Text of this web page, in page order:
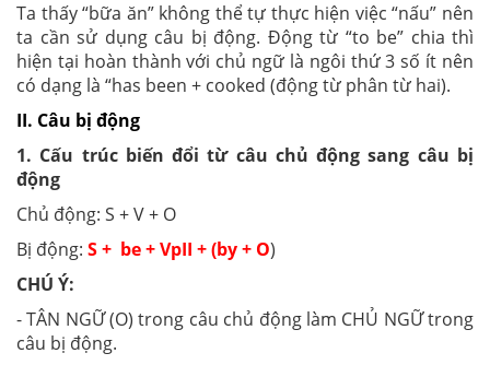
Ta thấy “bữa ăn” không thể tự thực hiện việc “nấu” nên
ta cần sử dụng câu bị động. Động từ “to be” chia thì
hiện tại hoàn thành với chủ ngữ là ngôi thứ 3 số ít nên
có dạng là “has been + cooked (động từ phân từ hai).
II. Câu bị động
1. Cấu trúc biến đổi từ câu chủ động sang câu bị
động
Chủ động: S + V + O
Bị động: S + be + VpII + (by + O)
CHÚ Ý:
- TÂN NGỮ (O) trong câu chủ động làm CHỦ NGỮ trong
câu bị động.